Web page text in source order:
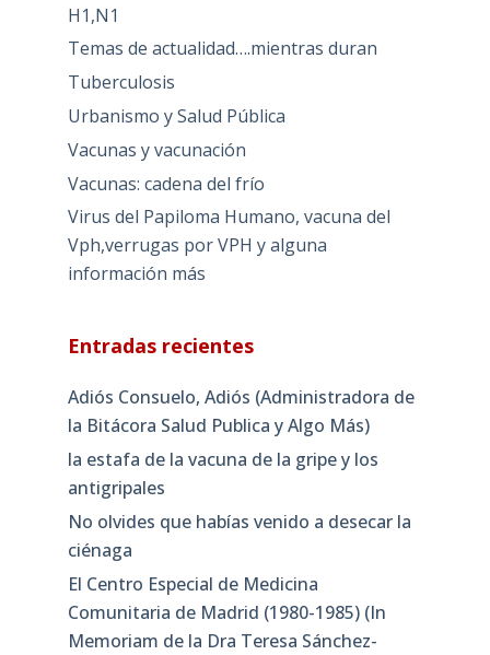
H1,N1
Temas de actualidad….mientras duran
Tuberculosis
Urbanismo y Salud Pública
Vacunas y vacunación
Vacunas: cadena del frío
Virus del Papiloma Humano, vacuna del
Vph,verrugas por VPH y alguna
información más
Entradas recientes
Adiós Consuelo, Adiós (Administradora de
la Bitácora Salud Publica y Algo Más)
la estafa de la vacuna de la gripe y los
antigripales
No olvides que habías venido a desecar la
ciénaga
El Centro Especial de Medicina
Comunitaria de Madrid (1980-1985) (In
Memoriam de la Dra Teresa Sánchez-